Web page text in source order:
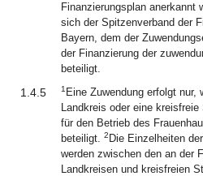
Finanzierungsplan anerkannt
sich der Spitzenverband der
Bayern, dem der
der Finanzierung der
beteiligt.
1.4.5 1 Eine Zuwendung erfolgt
Landkreis oder eine
für den Betrieb des
beteiligt. 2 Die Einzelheiten
werden zwischen den an der
Landkreisen und kreisfreien